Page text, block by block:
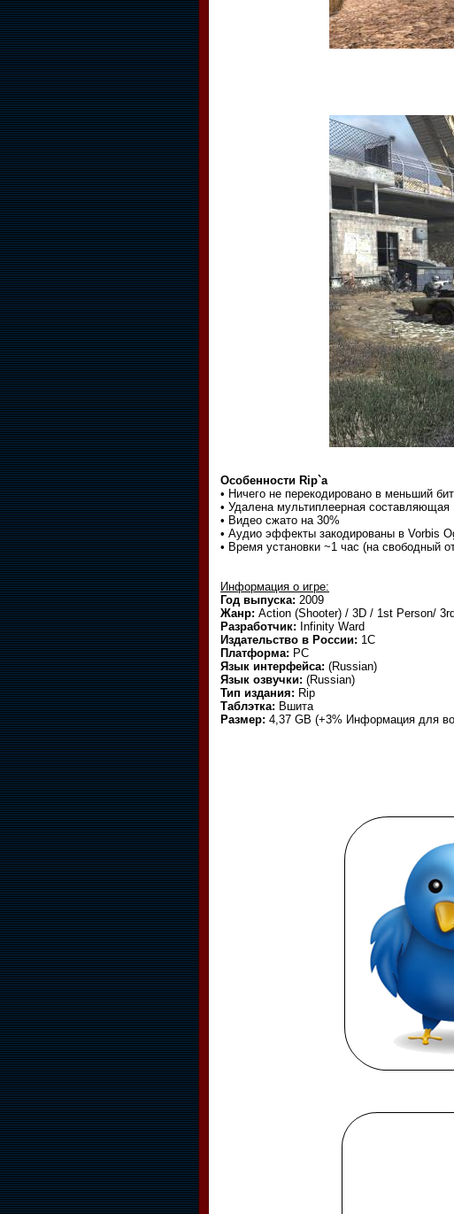
Особенности Rip`a
• Ничего не перекодировано в меньший
• Удалена мультиплеерная составляющая
• Видео сжато на 30%
• Аудио эффекты закодированы в Vorbis
• Время установки ~1 час (на свободный
Информация о игре:
Год выпуска: 2009
Жанр: Action (Shooter) / 3D / 1st Person/
Разработчик: Infinity Ward
Издательство в России: 1C
Платформа: PC
Язык интерфейса: (Russian)
Язык озвучки: (Russian)
Тип издания: Rip
Таблэтка: Вшита
Размер: 4,37 GB (+3% Информация для